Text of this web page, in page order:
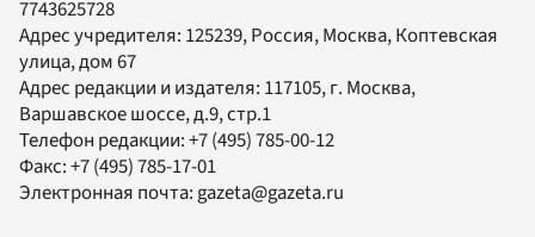
7743625728
Адрес учредителя: 125239, Россия, Москва, Коптевская
улица, дом 67
Адрес редакции и издателя: 117105, г. Москва,
Варшавское шоссе, д.9, стр.1
Телефон редакции:+7 (495) 785-00-12
Факс:+7 (495) 785-17-01
Электронная почта: gazeta@gazeta.ru